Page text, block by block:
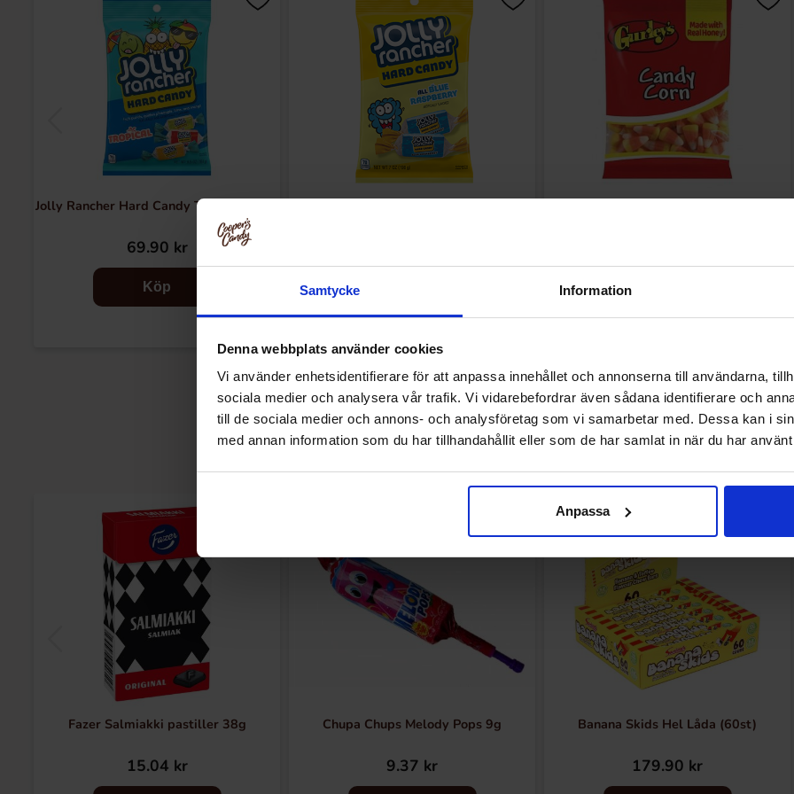
Samtycke Information
Denna webbplats använder cookies
Vi använder enhetsidentifierare för att anpassa innehållet och annonserna till användarna,
sociala medier och analysera vår trafik. Vi vidarebefordrar även sådana identifierare och
till de sociala medier och annons- och analysföretag som vi samarbetar med. Dessa kan i
med annan information som du har tillhandahållit eller som de har samlat in när du har
Anpassa
Jolly Rancher Hard Candy Tropical 184g
69.90 kr
Köp
Andra gillade
Fazer Salmiakki pastiller 38g
15.04 kr
Chupa Chups Melody Pops 9g
9.37 kr
Banana Skids Hel Låda (60st)
179.90 kr